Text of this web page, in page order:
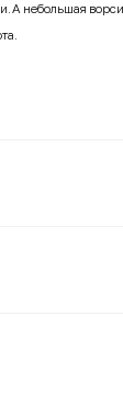
А небольшая